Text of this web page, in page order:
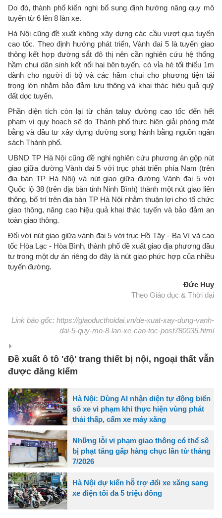
Do đó, thành phố kiến nghị bổ sung định hướng nâng quy mô
tuyến từ 6 lên 8 làn xe.
Hà Nội cũng đề xuất không xây dựng các cầu vượt qua tuyến
cao tốc. Theo định hướng phát triển, Vành đai 5 là tuyến giao
thông kết hợp đường sắt đô thị nên cần nghiên cứu hệ thống
hầm chui dân sinh kết nối hai bên tuyến, có vỉa hè tối thiểu 1m
dành cho người đi bộ và các hầm chui cho phương tiện tải
trọng lớn nhằm bảo đảm lưu thông và khai thác hiệu quả quỹ
đất dọc tuyến.
Phần diện tích còn lại từ chân taluy đường cao tốc đến hết
phạm vi quy hoạch sẽ do Thành phố thực hiện giải phóng mặt
bằng và đầu tư xây dựng đường song hành bằng nguồn ngân
sách Thành phố.
UBND TP Hà Nội cũng đề nghị nghiên cứu phương án gộp nút
giao giữa đường Vành đai 5 với trục phát triển phía Nam (trên
địa bàn TP Hà Nội) và nút giao giữa đường Vành đai 5 với
Quốc lộ 38 (trên địa bàn tỉnh Ninh Bình) thành một nút giao liên
thông, bố trí trên địa bàn TP Hà Nội nhằm thuận lợi cho tổ chức
giao thông, nâng cao hiệu quả khai thác tuyến và bảo đảm an
toàn giao thông.
Đối với nút giao giữa vành đai 5 với trục Hồ Tây - Ba Vì và cao
tốc Hòa Lạc - Hòa Bình, thành phố đề xuất giao địa phương đầu
tư trong một dự án riêng do đây là nút giao phức hợp của nhiều
tuyến đường.
Đức Huy
Theo Giáo dục & Thời đại
Link báo gốc: https://giaoducthoidai.vn/de-xuat-xay-dung-vanh-
dai-5-quy-mo-8-lan-xe-cao-toc-post780035.html
Đề xuất ô tô 'độ' trang thiết bị nội, ngoại thất vẫn
được đăng kiểm
Hà Nội: Dùng AI nhận diện tự động biển
số xe vi phạm khi thực hiện vùng phát
thải thấp, cấm xe máy xăng
Những lỗi vi phạm giao thông có thể sẽ
bị phạt tăng gấp hàng chục lần từ tháng
7/2026
Hà Nội dự kiến hỗ trợ đổi xe xăng sang
xe điện tối đa 5 triệu đồng